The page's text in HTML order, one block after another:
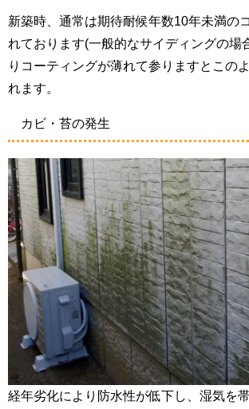
新築時、通常は期待耐候年数10年未満の
れております(一般的なサイディングの場
りコーティングが薄れて参りますとこの
れます。
カビ・苔の発生
経年劣化により防水性が低下し、湿気を